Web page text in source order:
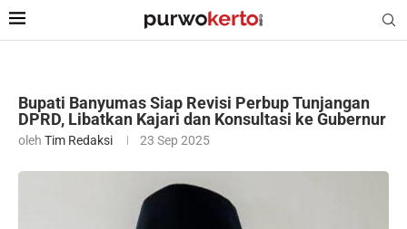
Bupati Banyumas Siap Revisi Perbup Tunjangan
DPRD, Libatkan Kajari dan Konsultasi ke Gubernur
oleh Tim Redaksi 23 Sep 2025